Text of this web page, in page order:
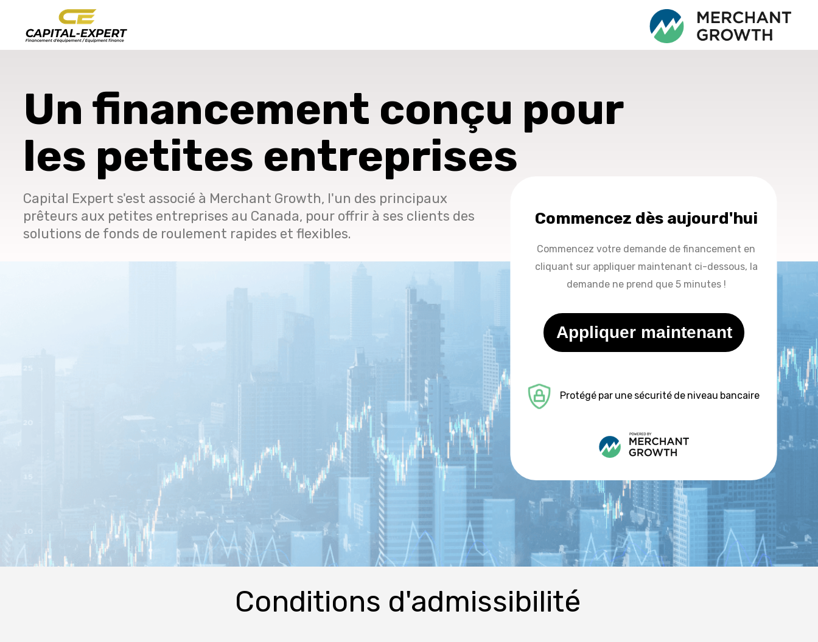
Un financement conçu pour
les petites entreprises
Capital Expert s'est associé à Merchant Growth, l'un des principaux
prêteurs aux petites entreprises au Canada, pour offrir à ses clients des
solutions de fonds de roulement rapides et flexibles.
Conditions d'admissibilité
Commencez votre demande de financement en
cliquant sur appliquer maintenant ci-dessous, la
demande ne prend que 5 minutes !
Protégé par une sécurité de niveau bancaire
Appliquer maintenant
Commencez dès aujourd'hui